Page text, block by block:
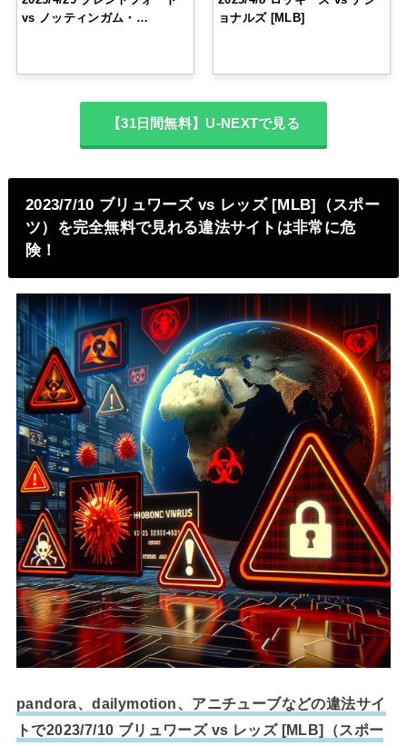
vs ノッティンガム・…
ョナルズ [MLB]
【31日間無料】U-NEXTで見る
2023/7/10 ブリュワーズ vs レッズ [MLB]（スポー
ツ）を完全無料で見れる違法サイトは非常に危
険！
pandora、dailymotion、アニチューブなどの違法サイ
トで2023/7/10 ブリュワーズ vs レッズ [MLB]（スポー